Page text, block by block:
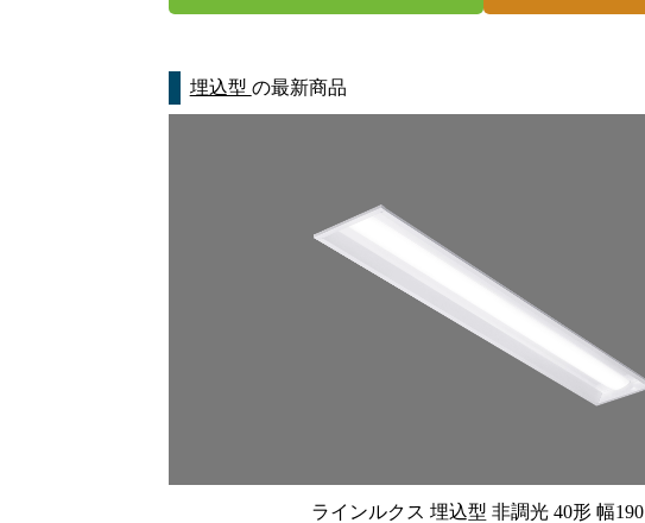
埋込型 の最新商品
ラインルクス 埋込型 非調光 40形 幅190